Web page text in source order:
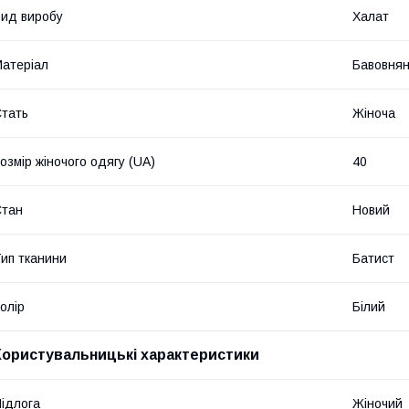
виробу Халат
Жіноча
жіночого одягу (UA) 40
Новий
тканини Батист
Білий
характеристики
Жіночий